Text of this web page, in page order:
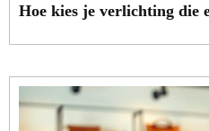
Hoe kies je verlichting die